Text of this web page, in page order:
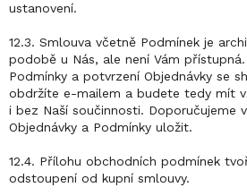
ustanovení.
12.3. Smlouva včetně Podmínek je
podobě u Nás, ale není Vám
Podmínky a potvrzení Objednávky se
obdržíte e-mailem a budete tedy mít
i bez Naší součinnosti. Doporučujeme
Objednávky a Podmínky uložit.
12.4. Přílohu obchodních podmínek
odstoupení od kupní smlouvy.